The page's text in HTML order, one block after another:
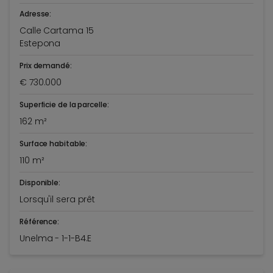
Adresse:
Calle Cartama 15
Estepona
Prix demandé:
€ 730.000
Superficie de la parcelle:
162 m²
Surface habitable:
110 m²
Disponible:
Lorsqu'il sera prêt
Référence:
Unelma - 1-1-B4.E